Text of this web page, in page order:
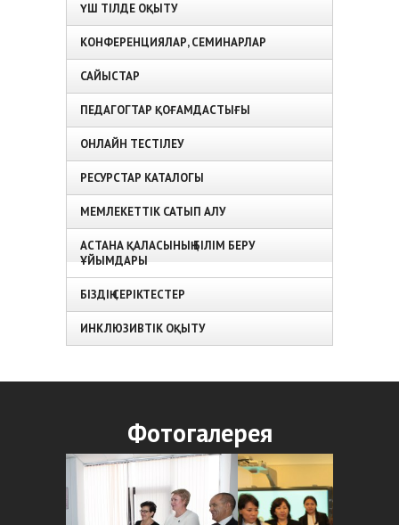
ҮШ ТІЛДЕ ОҚЫТУ
КОНФЕРЕНЦИЯЛАР, СЕМИНАРЛАР
САЙЫСТАР
ПЕДАГОГТАР ҚОҒАМДАСТЫҒЫ
ОНЛАЙН ТЕСТІЛЕУ
РЕСУРСТАР КАТАЛОГЫ
МЕМЛЕКЕТТІК САТЫП АЛУ
АСТАНА ҚАЛАСЫНЫҢ БІЛІМ БЕРУ
ҰЙЫМДАРЫ
БІЗДІҢ СЕРІКТЕСТЕР
ИНКЛЮЗИВТІК ОҚЫТУ
Фотогалерея